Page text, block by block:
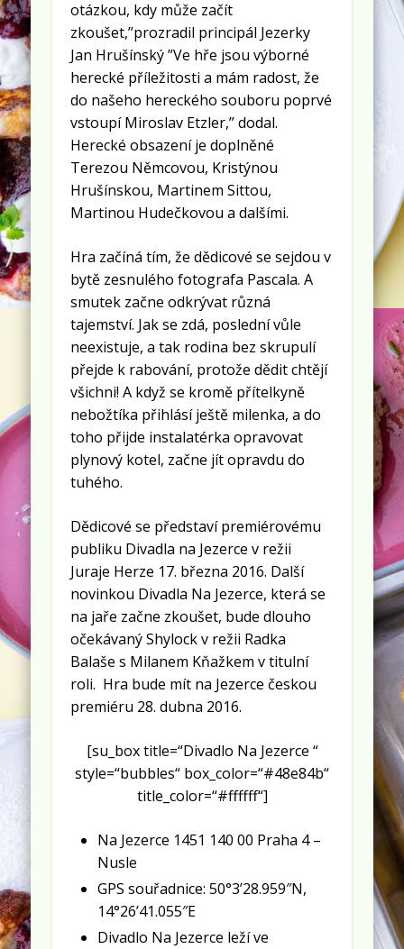
otázkou, kdy může začít
zkoušet,”prozradil principál Jezerky
Jan Hrušínský ”Ve hře jsou výborné
herecké příležitosti a mám radost, že
do našeho hereckého souboru poprvé
vstoupí Miroslav Etzler,” dodal.
Herecké obsazení je doplněné
Terezou Němcovou, Kristýnou
Hrušínskou, Martinem Sittou,
Martinou Hudečkovou a dalšími.
Hra začíná tím, že dědicové se sejdou v
bytě zesnulého fotografa Pascala. A
smutek začne odkrývat různá
tajemství. Jak se zdá, poslední vůle
neexistuje, a tak rodina bez skrupulí
přejde k rabování, protože dědit chtějí
všichni! A když se kromě přítelkyně
nebožtíka přihlásí ještě milenka, a do
toho přijde instalatérka opravovat
plynový kotel, začne jít opravdu do
tuhého.
Dědicové se představí premiérovému
publiku Divadla na Jezerce v režii
Juraje Herze 17. března 2016. Další
novinkou Divadla Na Jezerce, která se
na jaře začne zkoušet, bude dlouho
očekávaný Shylock v režii Radka
Balaše s Milanem Kňažkem v titulní
roli. Hra bude mít na Jezerce českou
premiéru 28. dubna 2016.
[su_box title=“Divadlo Na Jezerce “
style=“bubbles“ box_color=“#48e84b“
title_color=“#ffffff“]
Na Jezerce 1451 140 00 Praha 4 –
Nusle
GPS souřadnice: 50°3’28.959″N,
14°26’41.055″E
Divadlo Na Jezerce leží ve